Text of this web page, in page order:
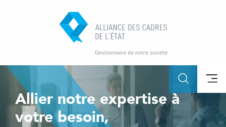
Allier notre expertise à
votre besoin,